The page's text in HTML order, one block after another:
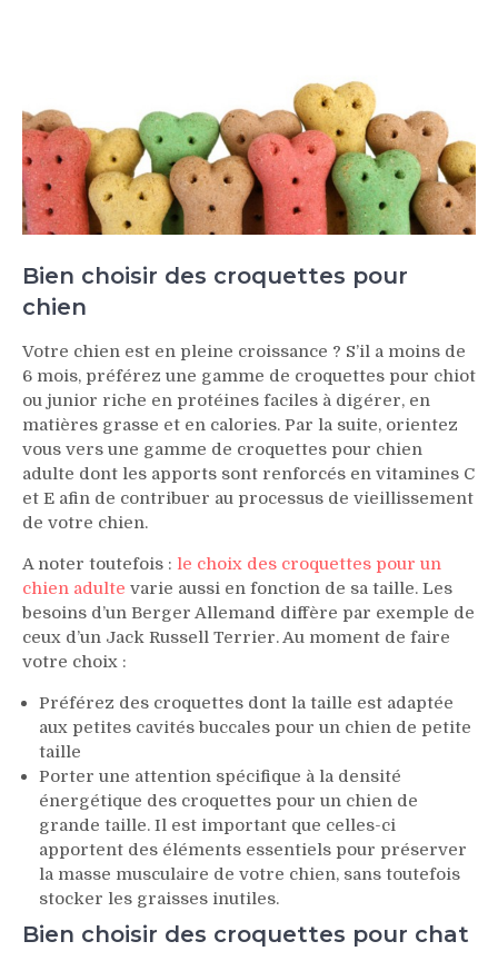
Bien choisir des croquettes pour
chien
Votre chien est en pleine croissance ? S’il a moins de
6 mois, préférez une gamme de croquettes pour chiot
ou junior riche en protéines faciles à digérer, en
matières grasse et en calories. Par la suite, orientez
vous vers une gamme de croquettes pour chien
adulte dont les apports sont renforcés en vitamines C
et E afin de contribuer au processus de vieillissement
de votre chien.
A noter toutefois : le choix des croquettes pour un
chien adulte varie aussi en fonction de sa taille. Les
besoins d’un Berger Allemand diffère par exemple de
ceux d’un Jack Russell Terrier. Au moment de faire
votre choix :
Préférez des croquettes dont la taille est adaptée
aux petites cavités buccales pour un chien de petite
taille
Porter une attention spécifique à la densité
énergétique des croquettes pour un chien de
grande taille. Il est important que celles-ci
apportent des éléments essentiels pour préserver
la masse musculaire de votre chien, sans toutefois
stocker les graisses inutiles.
Bien choisir des croquettes pour chat